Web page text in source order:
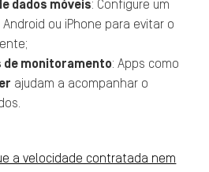
dados móveis: Configure um
Android ou iPhone para evitar o
de monitoramento: Apps como
ajudam a acompanhar o
a velocidade contratada nem